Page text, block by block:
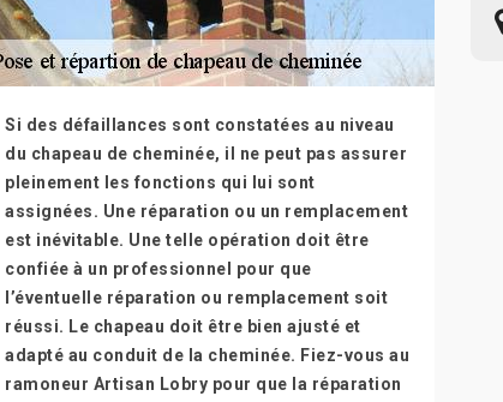
Si des défaillances sont constatées au niveau
du chapeau de cheminée, il ne peut pas assurer
pleinement les fonctions qui lui sont
assignées. Une réparation ou un remplacement
est inévitable. Une telle opération doit être
confiée à un professionnel pour que
l’éventuelle réparation ou remplacement soit
réussi. Le chapeau doit être bien ajusté et
adapté au conduit de la cheminée. Fiez-vous au
ramoneur Artisan Lobry pour que la réparation